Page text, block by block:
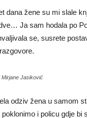
dana žene su mi slale
Ja sam hodala po
se, susrete
Mirjane Jasiković
odziv žena u samom
i policu gdje bi